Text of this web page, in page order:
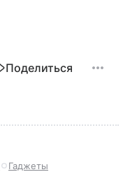
Поделиться
Гаджеты